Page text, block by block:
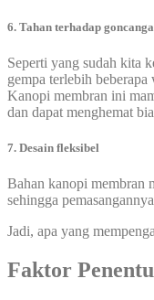
6. Tahan terhadap
Seperti yang sudah kita
gempa terlebih
Kanopi membran ini
dan dapat menghemat
7. Desain fleksibel
Bahan kanopi membran
sehingga
Jadi, apa yang
Faktor